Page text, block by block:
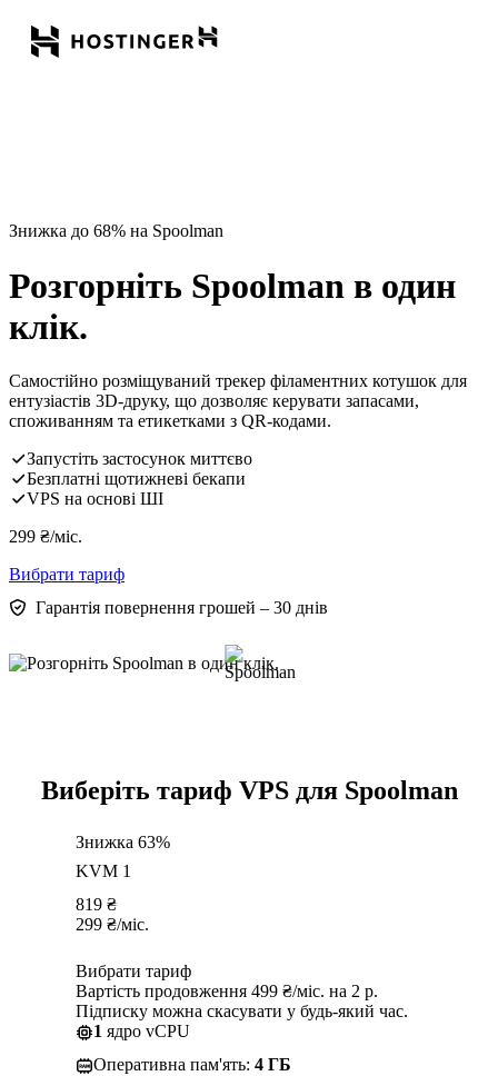
Знижка до 68% на Spoolman
Розгорніть Spoolman в один
клік.
Самостійно розміщуваний трекер філаментних котушок для
ентузіастів 3D-друку, що дозволяє керувати запасами,
споживанням та етикетками з QR-кодами.
Запустіть застосунок миттєво
Безплатні щотижневі бекапи
VPS на основі ШІ
299 ₴/міс.
Вибрати тариф
Гарантія повернення грошей – 30 днів
Виберіть тариф VPS для Spoolman
Знижка 63%
KVM 1
819 ₴
299 ₴/міс.
Вибрати тариф
Вартість продовження 499 ₴/міс. на 2 р.
Підписку можна скасувати у будь-який час.
1 ядро vCPU
Оперативна пам'ять: 4 ГБ